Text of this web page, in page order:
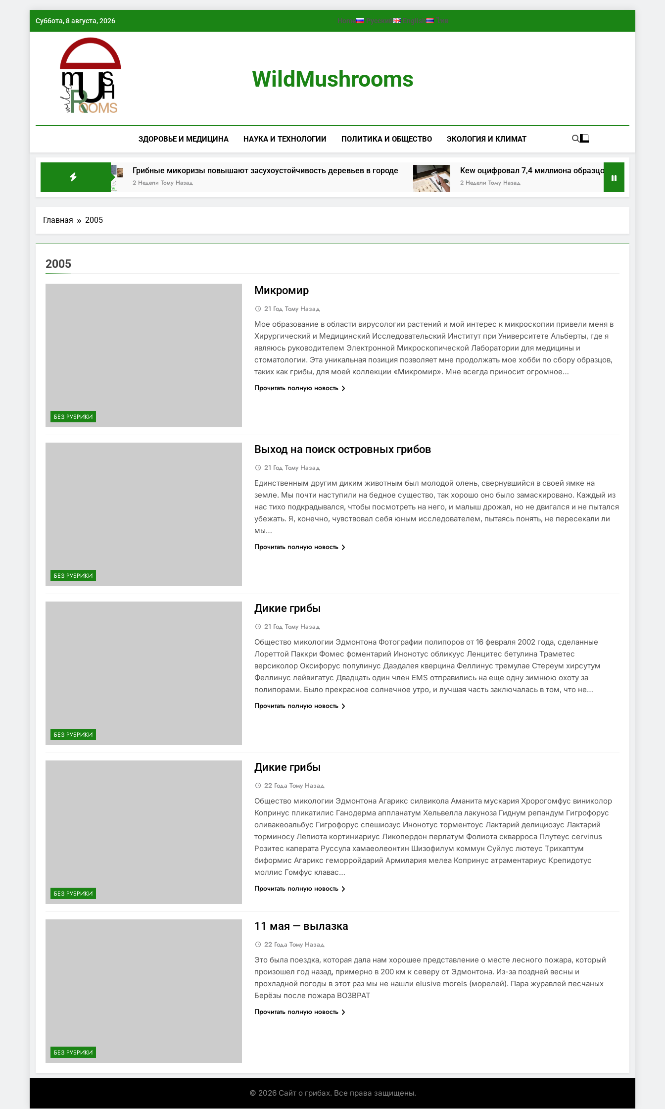
содержимому
Суббота, 8 августа, 2026 Home Русский English ไทย
WildMushrooms
ЗДОРОВЬЕ И МЕДИЦИНА НАУКА И ТЕХНОЛОГИИ ПОЛИТИКА И ОБЩЕСТВО ЭКОЛОГИЯ И КЛИМАТ
Грибные микоризы повышают засухоустойчивость деревьев в городе
2 Недели Тому Назад
Kew оцифровал 7,4 миллиона образцов растений и грибов
2 Недели Тому Назад
Главная 2005
2005
БЕЗ РУБРИКИ
Микромир
21 Год Тому Назад
Мое образование в области вирусологии растений и мой интерес к микроскопии привели меня в
Хирургический и Медицинский Исследовательский Институт при Университете Альберты, где я
являюсь руководителем Электронной Микроскопической Лаборатории для медицины и
стоматологии. Эта уникальная позиция позволяет мне продолжать мое хобби по сбору образцов,
таких как грибы, для моей коллекции «Микромир». Мне всегда приносит огромное…
Прочитать полную новость
БЕЗ РУБРИКИ
Выход на поиск островных грибов
21 Год Тому Назад
Единственным другим диким животным был молодой олень, свернувшийся в своей ямке на
земле. Мы почти наступили на бедное существо, так хорошо оно было замаскировано. Каждый из
нас тихо подкрадывался, чтобы посмотреть на него, и малыш дрожал, но не двигался и не пытался
убежать. Я, конечно, чувствовал себя юным исследователем, пытаясь понять, не пересекали ли
мы…
Прочитать полную новость
БЕЗ РУБРИКИ
Дикие грибы
21 Год Тому Назад
Общество микологии Эдмонтона Фотографии полипоров от 16 февраля 2002 года, сделанные
Лореттой Паккри Фомес фоментарий Инонотус обликуус Ленцитес бетулина Траметес
версиколор Оксифорус популинус Даэдалея кверцина Феллинуc тремулае Стереум хирсутум
Феллинуc лейвигатус Двадцать один член EMS отправились на еще одну зимнюю охоту за
полипорами. Было прекрасное солнечное утро, и лучшая часть заключалась в том, что не…
Прочитать полную новость
БЕЗ РУБРИКИ
Дикие грибы
22 Года Тому Назад
Общество микологии Эдмонтона Агарикс силвикола Аманита мускария Хророгомфус виниколор
Копринус пликатилис Ганодерма аппланатум Хельвелла лакуноза Гиднум репандум Гигрофорус
оливакеоальбус Гигрофорус спешиозус Инонотус торментоус Лактарий делициозус Лактарий
торминосу Лепиота кортиниариус Ликопердон перлатум Фолиота скварроса Плутеус cervinus
Розитес каперата Руссула хамаеолеонтин Шизофилум коммун Суйлус лютеус Трихаптум
биформис Агарикс геморройдарий Армилария мелеа Копринус атраментариус Крепидотус
моллис Гомфус клавас…
Прочитать полную новость
БЕЗ РУБРИКИ
11 мая — вылазка
22 Года Тому Назад
Это была поездка, которая дала нам хорошее представление о месте лесного пожара, который
произошел год назад, примерно в 200 км к северу от Эдмонтона. Из-за поздней весны и
прохладной погоды в этот раз мы не нашли elusive morels (морелей). Пара журавлей песчаных
Берёзы после пожара ВОЗВРАТ
Прочитать полную новость
© 2026 Сайт о грибах. Все права защищены.